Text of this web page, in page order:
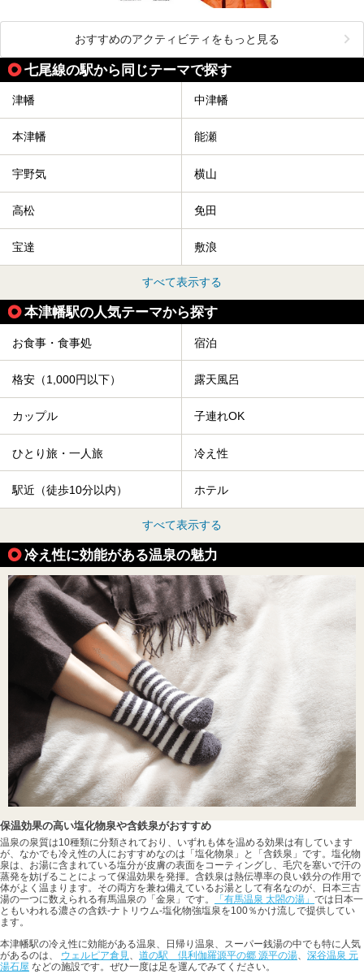
おすすめのアクティビティをもっと見る
七尾線の駅から同じテーマで探す
津幡 中津幡
本津幡 能瀬
宇野気 横山
高松 免田
宝達 敷浪
すべて表示する
本津幡駅の人気テーマから探す
お食事・食事処 宿泊
格安（1,000円以下） 露天風呂
カップル 子連れOK
ひとり旅・一人旅 冷え性
駅近（徒歩10分以内） ホテル
すべて表示する
冷え性に効能がある温泉の魅力
保温効果の高い塩化物泉や含鉄泉がおすすめ
温泉の泉質は10種類に分類されており、いずれも体を温める効果は有しています
が、なかでも冷え性の人におすすめなのは「塩化物泉」と「含鉄泉」です。塩化物
泉は、お湯に含まれている塩分が皮膚の表面をコーティングし、毛穴を塞いで汗の
蒸発を妨げることによって保温効果を発揮。含鉄泉は熱伝導率の良い鉄分の作用で
体がよく温まります。その両方を兼ね備えているお湯として有名なのが、日本三古
湯の一つに数えられる有馬温泉の「金泉」です。
「有馬温泉 太閤の湯」 では日本一
ともいわれる濃さの含鉄-ナトリウム-塩化物強塩泉を100％かけ流しで提供してい
ます。
本津幡駅の冷え性に効能がある温泉、日帰り温泉、スーパー銭湯の中でも特に人気
があるのは、 ウェルピア倉見、 道の駅 倶利伽羅源平の郷 源平の湯、 深谷温泉 元
湯石屋 などの施設です。ぜひ一度は足を運んでみてください。